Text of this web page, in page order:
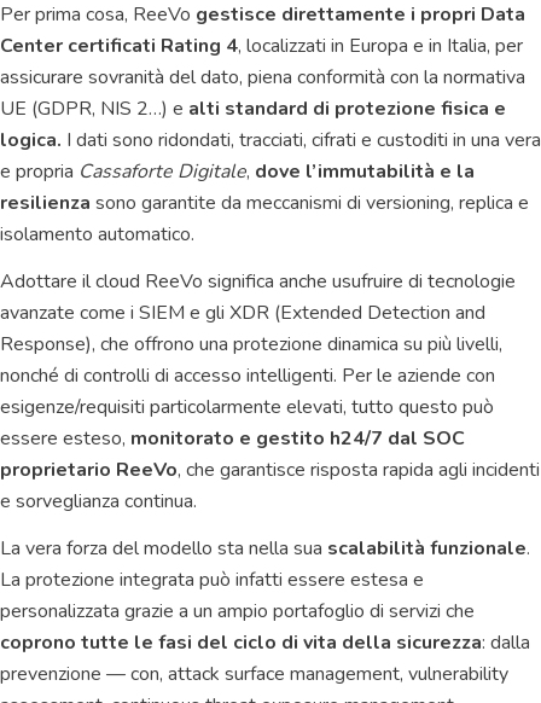
Per prima cosa, ReeVo gestisce direttamente i propri Data
Center certificati Rating 4, localizzati in Europa e in Italia, per
assicurare sovranità del dato, piena conformità con la normativa
UE (GDPR, NIS 2…) e alti standard di protezione fisica e
logica. I dati sono ridondati, tracciati, cifrati e custoditi in una vera
e propria Cassaforte Digitale, dove l’immutabilità e la
resilienza sono garantite da meccanismi di versioning, replica e
isolamento automatico.
Adottare il cloud ReeVo significa anche usufruire di tecnologie
avanzate come i SIEM e gli XDR (Extended Detection and
Response), che offrono una protezione dinamica su più livelli,
nonché di controlli di accesso intelligenti. Per le aziende con
esigenze/requisiti particolarmente elevati, tutto questo può
essere esteso, monitorato e gestito h24/7 dal SOC
proprietario ReeVo, che garantisce risposta rapida agli incidenti
e sorveglianza continua.
La vera forza del modello sta nella sua scalabilità funzionale.
La protezione integrata può infatti essere estesa e
personalizzata grazie a un ampio portafoglio di servizi che
coprono tutte le fasi del ciclo di vita della sicurezza: dalla
prevenzione — con, attack surface management, vulnerability